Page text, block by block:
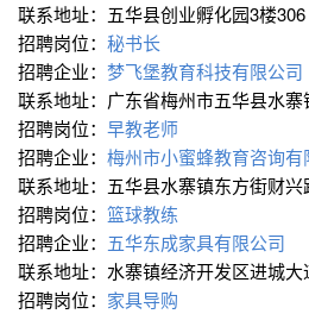
联系地址：五华县创业孵化园3楼306
招聘岗位： 秘书长
招聘企业： 梦飞堡教育科技有限公司
联系地址：广东省梅州市五华县水寨
招聘岗位： 早教老师
招聘企业： 梅州市小蜜蜂教育咨询有
联系地址：五华县水寨镇东方街财兴
招聘岗位： 篮球教练
招聘企业： 五华东成家具有限公司
联系地址：水寨镇经济开发区进城大
招聘岗位： 家具导购